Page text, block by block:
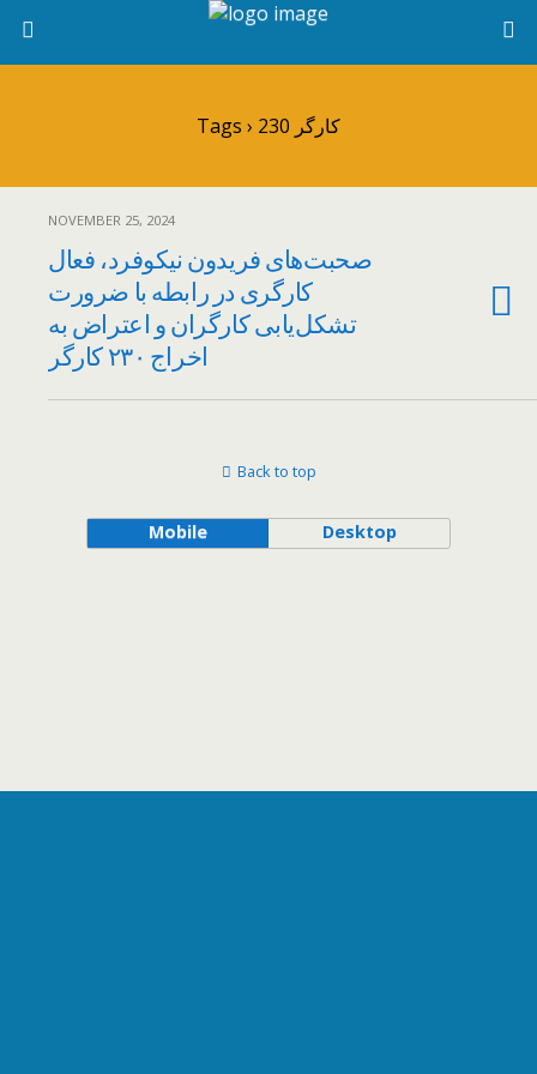
Tags › 230 کارگر
NOVEMBER 25, 2024
صحبت‌‌های فریدون نیکوفرد،‌ فعال
کارگری در رابطه با ضرورت
تشکل‌یابی کارگران و اعتراض به
اخراج ۲۳۰ کارگر
Back to top
Mobile Desktop